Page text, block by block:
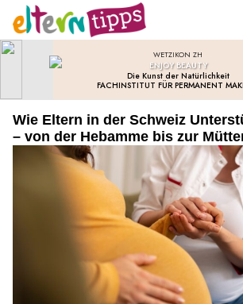
Wie Eltern in der Schweiz
– von der Hebamme bis zur